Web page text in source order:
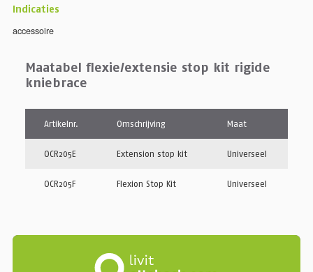
Indicaties
accessoire
Maatabel flexie/extensie stop kit rigide
kniebrace
Artikelnr. Omschrijving Maat
OCR205E Extension stop kit Universeel
OCR205F Flexion Stop Kit Universeel